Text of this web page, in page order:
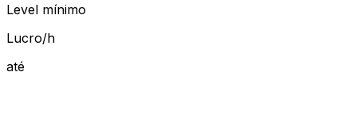
Level mínimo
Lucro/h
até